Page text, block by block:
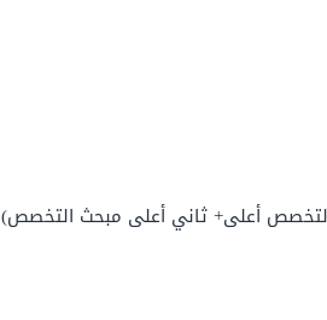
+ تاريخ الأردن) تقسيم 20 + (الرياضيات + أعلى مبحث التخصص أعلى+ ثاني أعلى مبحث التخصص)